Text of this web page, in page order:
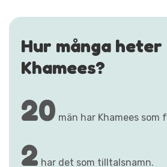
Hur många heter
Khamees?
20 män har Khamees som
2 har det som tilltalsnamn.